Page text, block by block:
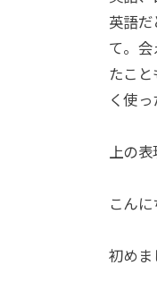
英語だ
て。会
たこと
く使
上の
こん
初めま